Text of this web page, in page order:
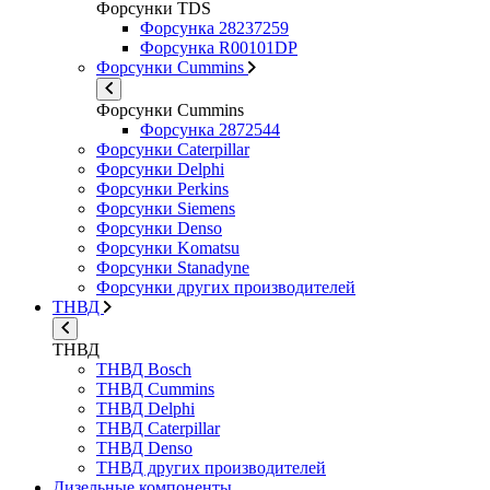
Форсунки TDS
Форсунка 28237259
Форсунка R00101DP
Форсунки Cummins
Форсунки Cummins
Форсунка 2872544
Форсунки Caterpillar
Форсунки Delphi
Форсунки Perkins
Форсунки Siemens
Форсунки Denso
Форсунки Komatsu
Форсунки Stanadyne
Форсунки других производителей
ТНВД
ТНВД
ТНВД Bosch
ТНВД Cummins
ТНВД Delphi
ТНВД Caterpillar
ТНВД Denso
ТНВД других производителей